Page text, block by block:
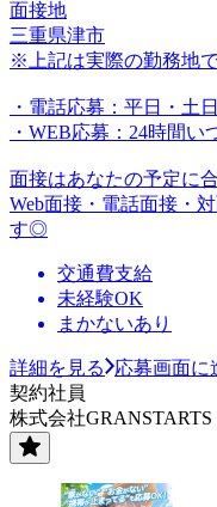
面接地
三重県津市
※上記は実際の勤務地
・電話応募：平日・土
・WEB応募：24時間い
面接はあなたの予定に
Web面接・電話面接・
す◎
交通費支給
未経験OK
まかないあり
詳細を見る
応募画面に
契約社員
株式会社GRANSTARTS